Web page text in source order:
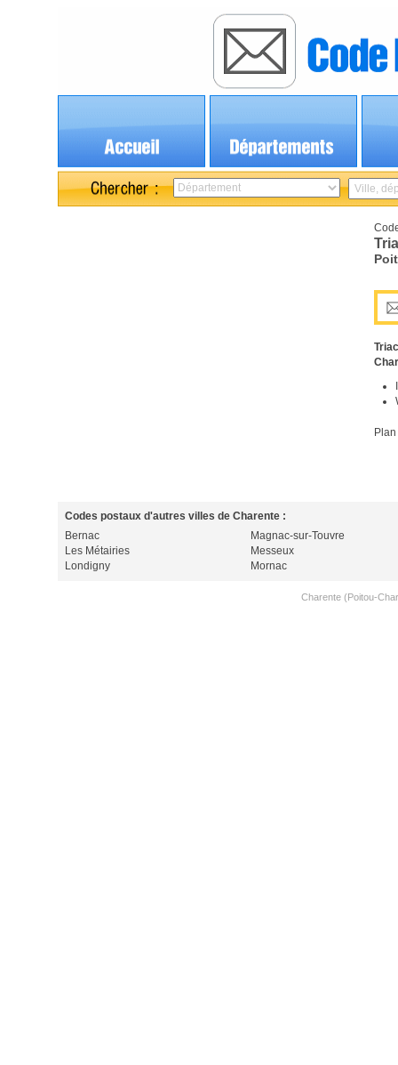
Codes postaux d'autres villes de Charente :
Bernac
Les Métairies
Londigny
Magnac-sur-Touvre
Messeux
Mornac
Charente (Poitou-